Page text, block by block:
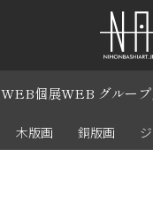
WEB個展WEB グルー
木版画 銅版画